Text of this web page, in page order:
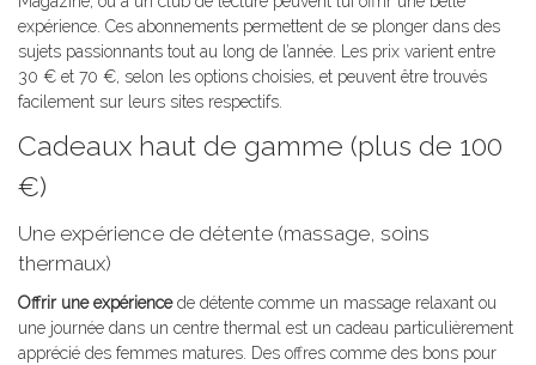
expérience. Ces abonnements permettent de se plonger dans des
sujets passionnants tout au long de l’année. Les prix varient entre
30 € et 70 €, selon les options choisies, et peuvent être trouvés
facilement sur leurs sites respectifs.
Cadeaux haut de gamme (plus de 100
€)
Une expérience de détente (massage, soins
thermaux)
Offrir une expériencede détente comme un massage relaxant ou
une journée dans un centre thermal est un cadeau particulièrement
apprécié des femmes matures. Des offres comme des bons pour